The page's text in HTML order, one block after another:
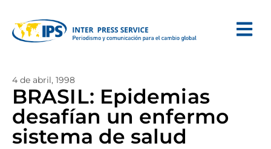
4 de abril, 1998
BRASIL: Epidemias
desafían un enfermo
sistema de salud